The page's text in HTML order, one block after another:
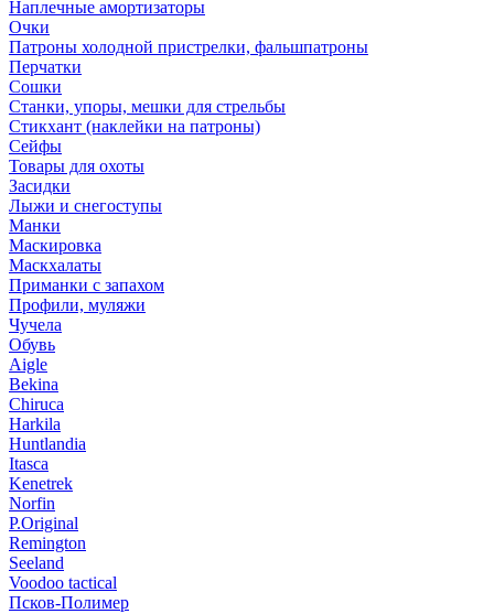
Наплечные амортизаторы
Очки
Патроны холодной пристрелки, фальшпатроны
Перчатки
Сошки
Станки, упоры, мешки для стрельбы
Стикхант (наклейки на патроны)
Сейфы
Товары для охоты
Засидки
Лыжи и снегоступы
Манки
Маскировка
Маскхалаты
Приманки с запахом
Профили, муляжи
Чучела
Обувь
Aigle
Bekina
Chiruсa
Harkila
Huntlandia
Itasca
Kenetrek
Norfin
P.Original
Remington
Seeland
Voodoo tactical
Псков-Полимер